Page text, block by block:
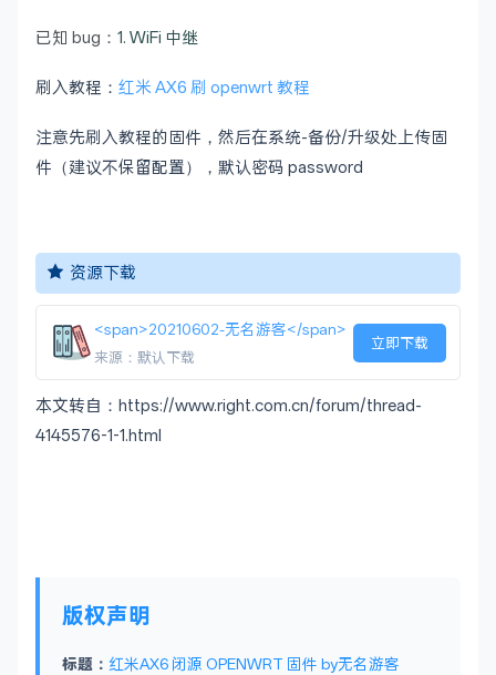
已知 bug： 1. WiFi 中继
刷入教程： 红米 AX6 刷 openwrt 教程
注意先刷入教程的固件，然后在系统-备份/升级处上传固
件（建议不保留配置），默认密码 password
资源下载
<span>20210602-无名游客</span>
来源：默认下载
立即下载
本文转自：https://www.right.com.cn/forum/thread-
4145576-1-1.html
版权声明
标题： 红米AX6 闭源 OPENWRT 固件 by无名游客